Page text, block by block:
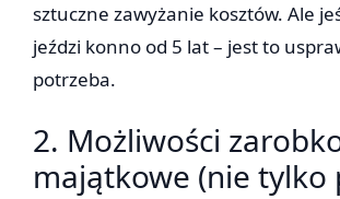
sztuczne zawyżanie kosztów. Ale
jeździ konno od 5 lat – jest to
potrzeba.
2. Możliwości
majątkowe (nie tylko